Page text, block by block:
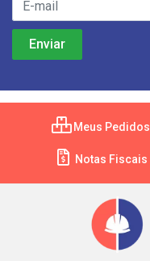
Meus Pedidos
Notas Fiscais